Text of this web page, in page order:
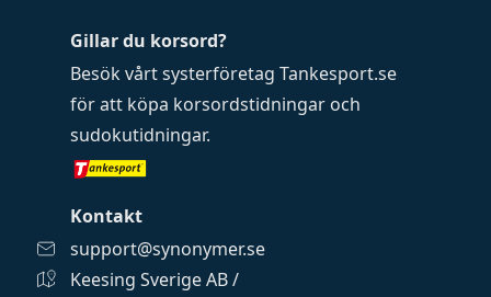
Gillar du korsord?
Besök vårt systerföretag Tankesport.se
för att köpa korsordstidningar och
sudokutidningar.
Kontakt
support@synonymer.se
Keesing Sverige AB /